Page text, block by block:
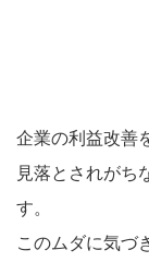
企業の利益改善
見落とされがち
す。
このムダに気づ